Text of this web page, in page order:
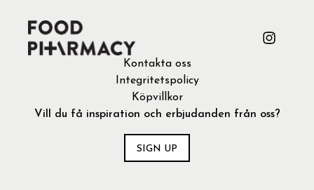
Kontakta oss
Integritetspolicy
Köpvillkor
Vill du få inspiration och erbjudanden från oss?
SIGN UP